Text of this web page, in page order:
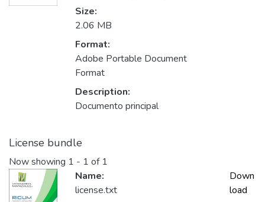
Size:
2.06 MB
Format:
Adobe Portable Document
Format
Description:
Documento principal
License bundle
Now showing 1 - 1 of 1
Name:
license.txt
Down
load